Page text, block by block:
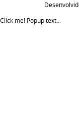
Click me! Popup text...